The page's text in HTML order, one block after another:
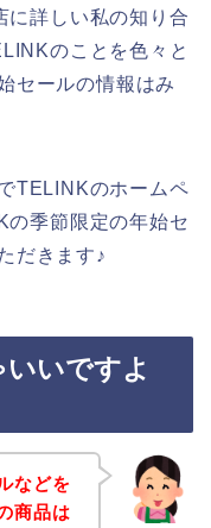
に詳しい私の知り合
のことを色々と
セールの情報はみ
TELINKのホームペ
の季節限定の年始セ
だきます♪
いですよ
などを
商品は